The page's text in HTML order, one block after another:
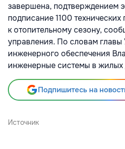
завершена, подтверждением
подписание 1100
к отопительному сезону,
управления. По словам главы
инженерного обеспечения
инженерные системы в жилых
Подпишитесь на
Источник